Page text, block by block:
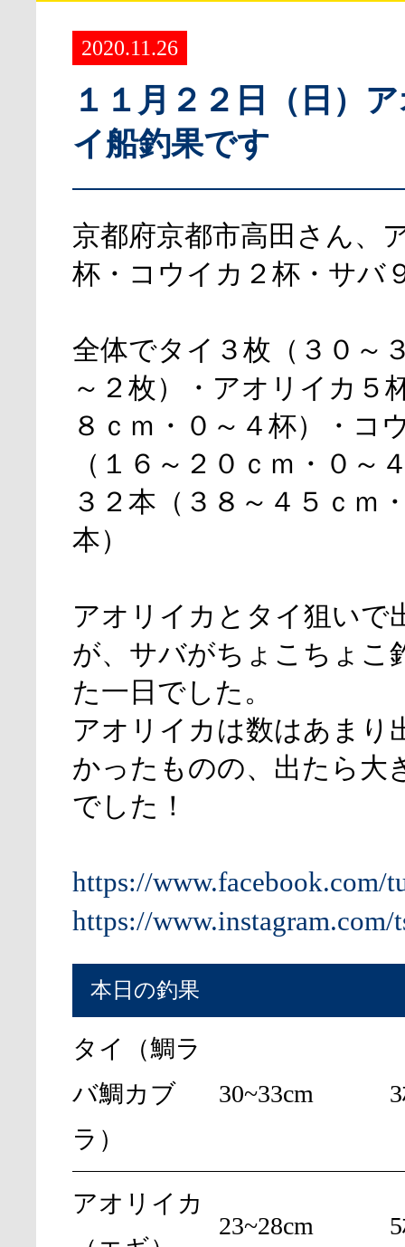
2020.11.26
１１月２２日（日）
イ船釣果です
京都府京都市高田さん、
杯・コウイカ２杯・サバ
全体でタイ３枚（３０～
～２枚）・アオリイカ５
８ｃｍ・０～４杯）・コ
（１６～２０ｃｍ・０～
３２本（３８～４５ｃｍ
本）
アオリイカとタイ狙いで
が、サバがちょこちょこ
た一日でした。
アオリイカは数はあまり
かったものの、出たら大
でした！
https://www.facebook.com/
https://www.instagram.com/
本日の釣果
タイ（鯛ラ
バ鯛カブ
ラ）
30~33cm
アオリイカ
23~28cm